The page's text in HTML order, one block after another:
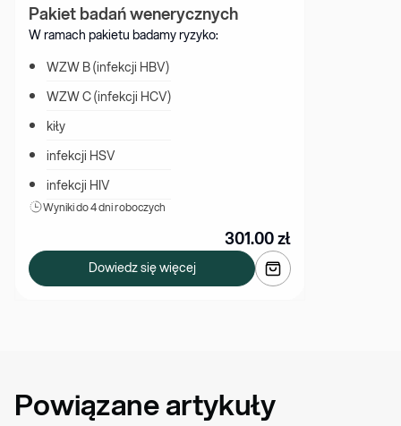
Pakiet badań wenerycznych
W ramach pakietu badamy ryzyko:
WZW B (infekcji HBV)
WZW C (infekcji HCV)
kiły
infekcji HSV
infekcji HIV
Wyniki do 4 dni roboczych
301.00zł
Dowiedz się więcej
Powiązane artykuły